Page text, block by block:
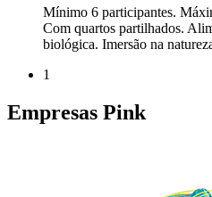
Mínimo 6 participantes.
Com quartos partilhados.
biológica. Imersão na
1
Empresas Pink